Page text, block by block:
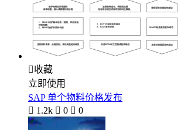
收藏
立即使用
SAP 单个物料价格发布
 1.2k  0  0